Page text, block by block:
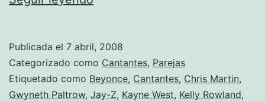
Jay-
Z
Publicada el 7 abril, 2008
Categorizado como Cantantes, Parejas
Etiquetado como Beyonce, Cantantes, Chris Martin,
Gwyneth Paltrow, Jay-Z, Kayne West, Kelly Rowland,